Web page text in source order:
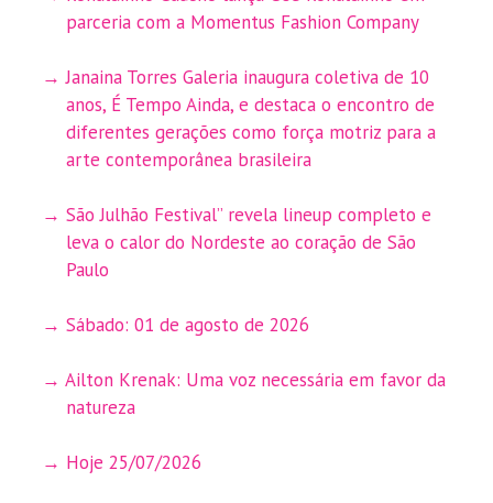
parceria com a Momentus Fashion Company
Janaina Torres Galeria inaugura coletiva de 10
anos, É Tempo Ainda, e destaca o encontro de
diferentes gerações como força motriz para a
arte contemporânea brasileira
São Julhão Festival” revela lineup completo e
leva o calor do Nordeste ao coração de São
Paulo
Sábado: 01 de agosto de 2026
Ailton Krenak: Uma voz necessária em favor da
natureza
Hoje 25/07/2026